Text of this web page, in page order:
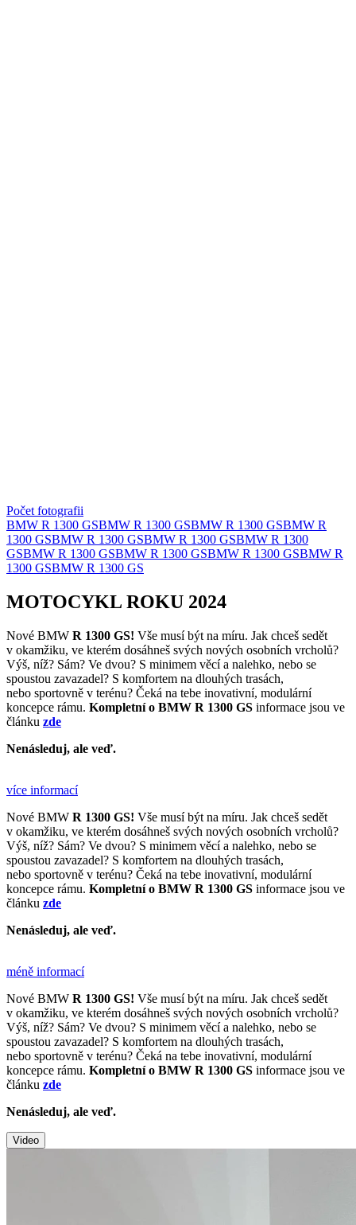
Počet fotografii
BMW R 1300 GSBMW R 1300 GSBMW R 1300 GSBMW R
1300 GSBMW R 1300 GSBMW R 1300 GSBMW R 1300
GSBMW R 1300 GSBMW R 1300 GSBMW R 1300 GSBMW R
1300 GSBMW R 1300 GS
MOTOCYKL ROKU 2024
Nové BMW R 1300 GS! Vše musí být na míru. Jak chceš sedět
v okamžiku, ve kterém dosáhneš svých nových osobních vrcholů?
Výš, níž? Sám? Ve dvou? S minimem věcí a nalehko, nebo se
spoustou zavazadel? S komfortem na dlouhých trasách,
nebo sportovně v terénu? Čeká na tebe inovativní, modulární
koncepce rámu. Kompletní o BMW R 1300 GS informace jsou ve
článku zde
Nenásleduj, ale veď.
více informací
Nové BMW R 1300 GS! Vše musí být na míru. Jak chceš sedět
v okamžiku, ve kterém dosáhneš svých nových osobních vrcholů?
Výš, níž? Sám? Ve dvou? S minimem věcí a nalehko, nebo se
spoustou zavazadel? S komfortem na dlouhých trasách,
nebo sportovně v terénu? Čeká na tebe inovativní, modulární
koncepce rámu. Kompletní o BMW R 1300 GS informace jsou ve
článku zde
Nenásleduj, ale veď.
méně informací
Nové BMW R 1300 GS! Vše musí být na míru. Jak chceš sedět
v okamžiku, ve kterém dosáhneš svých nových osobních vrcholů?
Výš, níž? Sám? Ve dvou? S minimem věcí a nalehko, nebo se
spoustou zavazadel? S komfortem na dlouhých trasách,
nebo sportovně v terénu? Čeká na tebe inovativní, modulární
koncepce rámu. Kompletní o BMW R 1300 GS informace jsou ve
článku zde
Nenásleduj, ale veď.
Video